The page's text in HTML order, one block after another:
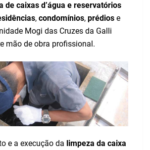
de caixas d’água e reservatórios
, condomínios, prédios e
Mogi das Cruzes da Galli
mão de obra profissional.
e a execução da limpeza da caixa